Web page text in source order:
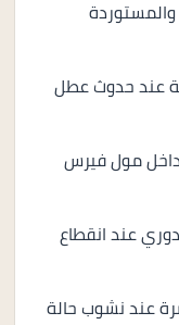
والمستوردة
عند حدوث عطل
مول فيرس
عند انقطاع
عند نشوب حالة